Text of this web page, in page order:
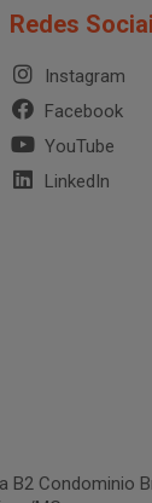
Redes
Instagram
Facebook
YouTube
LinkedIn
B2 Condominio